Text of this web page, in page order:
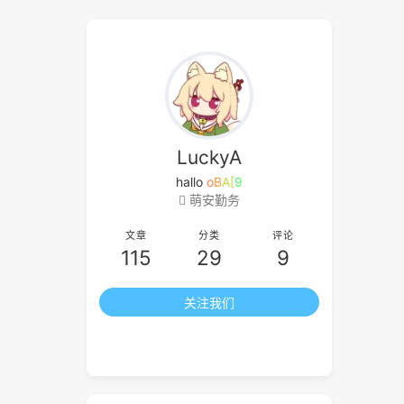
LuckyA
hal=gXYj
萌安勤务
文章
115
分类
29
评论
9
关注我们